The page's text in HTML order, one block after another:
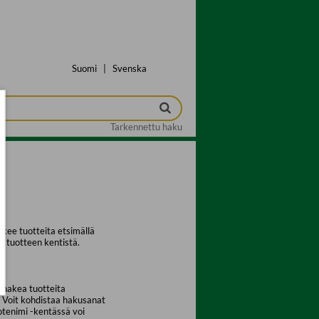
Suomi Svenska
Tarkennettu haku
tuotteita etsimällä
tuotteen kentistä.
hakea tuotteita
kohdistaa hakusanat
-kentässä voi